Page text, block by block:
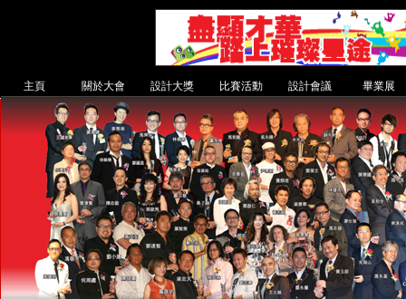
主頁 關於大會 設計大獎 比賽活動 設計會議 畢業展